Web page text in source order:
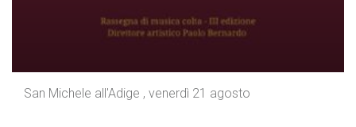
San Michele all'Adige , venerdì 21 agosto